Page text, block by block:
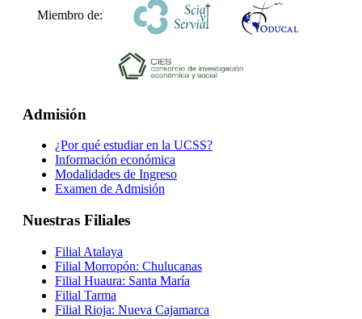
Miembro de:
Admisión
¿Por qué estudiar en la UCSS?
Información económica
Modalidades de Ingreso
Examen de Admisión
Nuestras Filiales
Filial Atalaya
Filial Morropón: Chulucanas
Filial Huaura: Santa María
Filial Tarma
Filial Rioja: Nueva Cajamarca